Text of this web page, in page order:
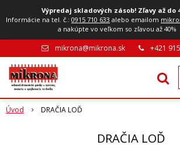
Výpredaj skladových zásob! Zľavy až do
Informácie na tel. č.:0915 710 633 alebo emailom
a nakúpte vo veľkom so zľavou až 40%
mikrona@mikrona.sk +421
Úvod DRAČIA LOĎ
DRAČIA LOĎ